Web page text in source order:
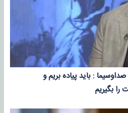
: باید پیاده بریم و
را بگیریم